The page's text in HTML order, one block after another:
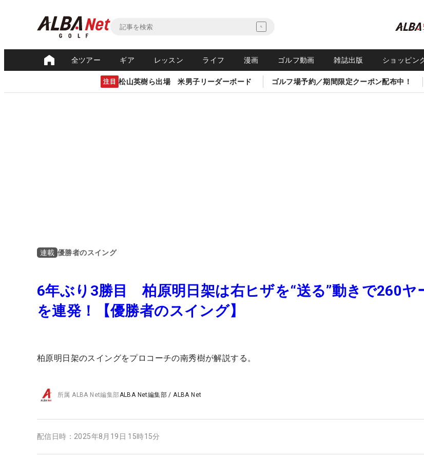
全ツアー ギア レッスン ライフ 漫画 ゴルフ動画 雑誌出版 ショッピン
注目 松山英樹ら出場 米男子リーダーボード ゴルフ場予約／期間限定クーポン配布中！
連載 優勝者のスイング
6年ぶり3勝目 柏原明日架は右ヒザを“送る”動きで260ヤ
を連発！【優勝者のスイング】
柏原明日架のスイングをプロコーチの南秀樹が解説する。
所属 ALBA Net編集部ALBA Net編集部 / ALBA Net
配信日時： 2025年8月19日 15時15分